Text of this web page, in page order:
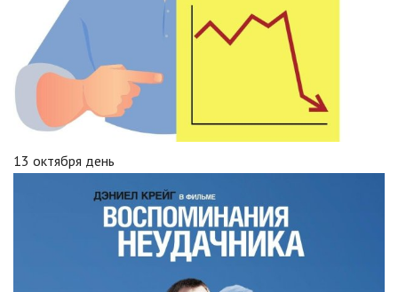
13 октября день